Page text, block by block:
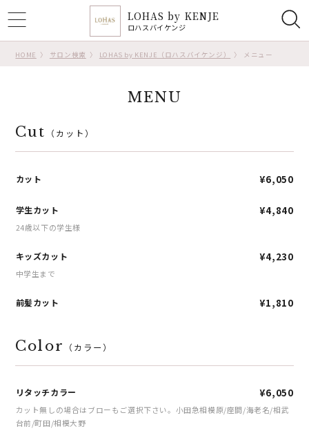
HOME サロン検索 LOHAS by KENJE（ロハスバイケンジ） メニュー
LOHAS by KENJE
ロハスバイケンジ
MENU
Cut （カット）
カット ¥6,050
学生カット ¥4,840
24歳以下の学生様
キッズカット ¥4,230
中学生まで
前髪カット ¥1,810
Color （カラー）
リタッチカラー ¥6,050
カット無しの場合はブローもご選択下さい。小田急相模原/座間/海老名/相武
台前/町田/相模大野